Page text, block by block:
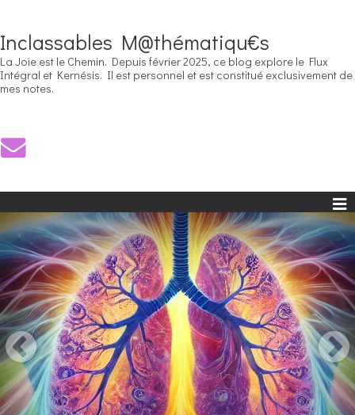
Inclassables M@thématiqu€s
La Joie est le Chemin. Depuis février 2025, ce blog explore le Flux
Intégral et Kernésis. Il est personnel et est constitué exclusivement de
mes notes.